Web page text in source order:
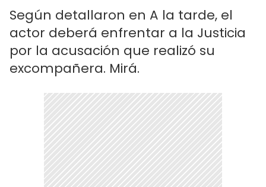
Según detallaron en A la tarde, el
actor deberá enfrentar a la Justicia
por la acusación que realizó su
excompañera. Mirá.